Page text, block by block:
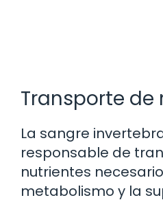
Transporte de
La sangre
responsable de
nutrientes
metabolismo y la